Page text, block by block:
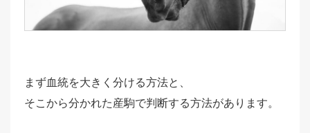
まず血統を大きく分ける方法と、
そこから分かれた産駒で判断する方法があります。